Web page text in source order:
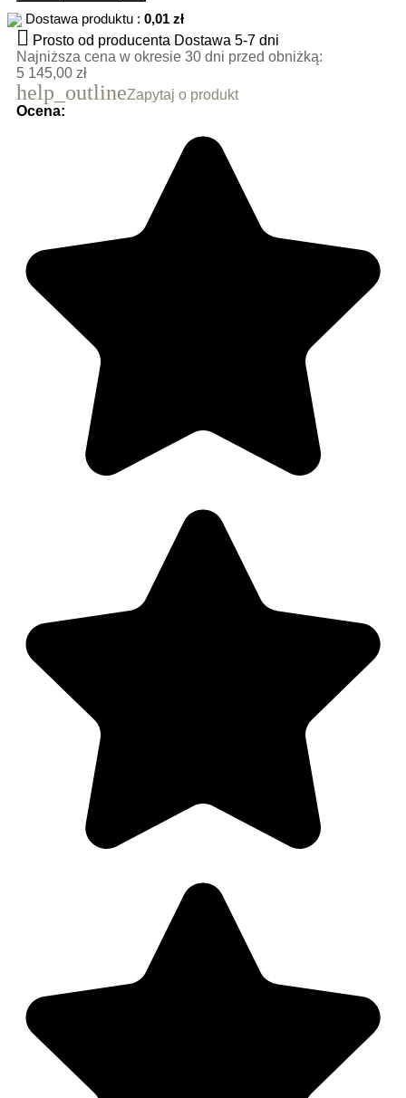
Dostawa produktu : 0,01 zł
 Prosto od producenta Dostawa 5-7 dni
Najniższa cena w okresie 30 dni przed obniżką:
5 145,00 zł
help_outlineZapytaj o produkt
Ocena: